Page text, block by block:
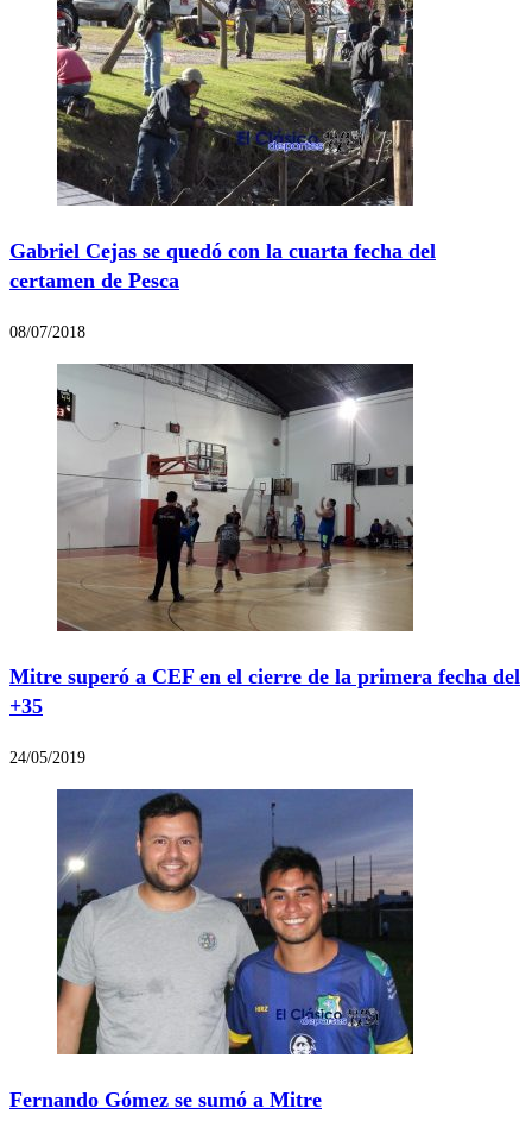
Gabriel Cejas se quedó con la cuarta fecha del
certamen de Pesca
08/07/2018
Mitre superó a CEF en el cierre de la primera fecha del
+35
24/05/2019
Fernando Gómez se sumó a Mitre